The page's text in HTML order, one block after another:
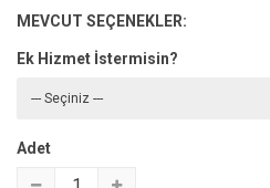
MEVCUT SEÇENEKLER:
Ek Hizmet İstermisin?
Adet